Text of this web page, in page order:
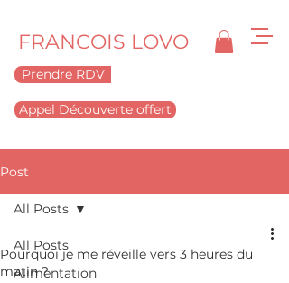
FRANCOIS LOVO
Prendre RDV
Appel Découverte offert
Post
All Posts
Alimentation
All Posts
Pourquoi je me réveille vers 3 heures du
matin ?